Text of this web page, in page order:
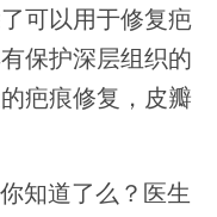
可以用于修复疤
保护深层组织的
疤痕修复，皮瓣
知道了么？医生